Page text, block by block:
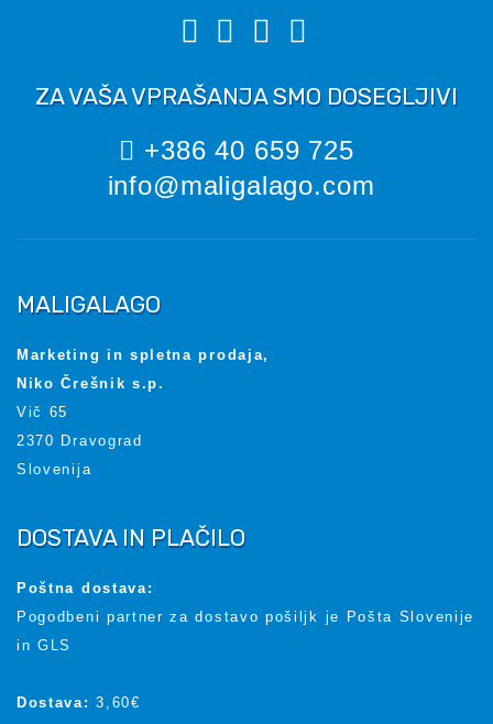
ZA VAŠA VPRAŠANJA SMO DOSEGLJIVI
+386 40 659 725
info@maligalago.com
MALIGALAGO
Marketing in spletna prodaja,
Niko Črešnik s.p.
Vič 65
2370 Dravograd
Slovenija
DOSTAVA IN PLAČILO
Poštna dostava:
Pogodbeni partner za dostavo pošiljk je Pošta Slovenije
in GLS
Dostava: 3,60€